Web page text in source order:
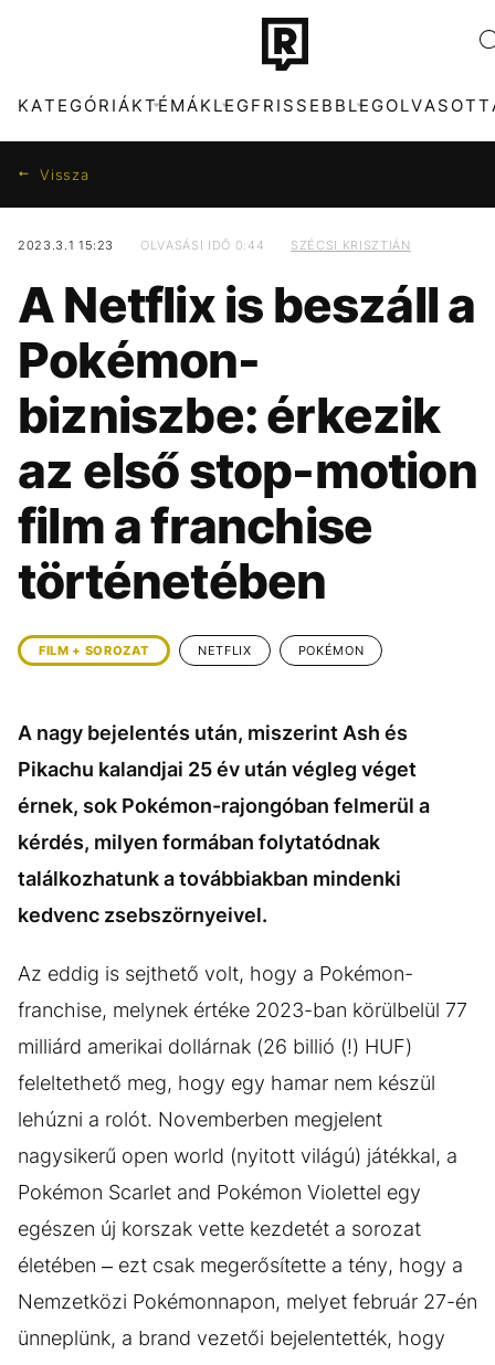
KATEGÓRIÁKTÉMÁKLEGFRISSEBB
ZENE DIVAT
KULTÚRA
FILM + SOROZAT TECH-TUDOMÁNY
SPORT TÁRSADALOM
KÖZÉLET UTAZÁS
ÉLETMÓD DESIGN
BESZÉLGETÉSEK ARCOK
VIDEÓ TÖRTÉNETEK
DUNA TIKTOK
MTVA
HŐSÉG CELEB
OLASZORSZÁG MAJKA
Vissza
2023.3.1 15:23 OLVASÁSI IDŐ 0:44 SZÉCSI KRISZTIÁN
A Netflix is beszáll a
Pokémon-
bizniszbe: érkezik
az első stop-motion
film a franchise
történetében
FILM + SOROZAT NETFLIX POKÉMON
A nagy bejelentés után, miszerint Ash és
Pikachu kalandjai 25 év után végleg véget
érnek, sok Pokémon-rajongóban felmerül a
kérdés, milyen formában folytatódnak
találkozhatunk a továbbiakban mindenki
kedvenc zsebszörnyeivel.
Az eddig is sejthető volt, hogy a Pokémon-
franchise, melynek értéke 2023-ban körülbelül 77
milliárd amerikai dollárnak (26 billió (!) HUF)
feleltethető meg, hogy egy hamar nem készül
lehúzni a rolót. Novemberben megjelent
nagysikerű open world (nyitott világú) játékkal, a
Pokémon Scarlet and Pokémon Violettel egy
egészen új korszak vette kezdetét a sorozat
életében – ezt csak megerősítette a tény, hogy a
Nemzetközi Pokémonnapon, melyet február 27-én
ünneplünk, a brand vezetői bejelentették, hogy